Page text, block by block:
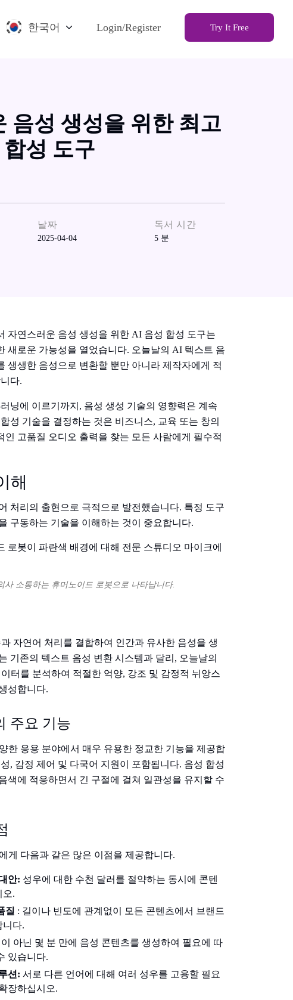
한국어 Login/Register Try It Free
음성 생성을 위한 최고
성 도구
날짜
2025-04-04
독서 시간
5 분
자연스러운 음성 생성을 위한 AI 음성 합성 도구는
새로운 가능성을 열었습니다. 오늘날의 AI 텍스트 음
생생한 음성으로 변환할 뿐만 아니라 제작자에게 적
다.
닝에 이르기까지, 음성 생성 기술의 영향력은 계속
성 기술을 결정하는 것은 비즈니스, 교육 또는 창의
고품질 오디오 출력을 찾는 모든 사람에게 필수적
해
처리의 출현으로 극적으로 발전했습니다. 특정 도구
구동하는 기술을 이해하는 것이 중요합니다.
소통하는 휴머노이드 로봇으로 나타납니다.
자연어 처리를 결합하여 인간과 유사한 음성을 생
기존의 텍스트 음성 변환 시스템과 달리, 오늘날의
터를 분석하여 적절한 억양, 강조 및 감정적 뉘앙스
성합니다.
주요 기능
한 응용 분야에서 매우 유용한 정교한 기능을 제공합
, 감정 제어 및 다국어 지원이 포함됩니다. 음성 합성
색에 적응하면서 긴 구절에 걸쳐 일관성을 유지할 수
게 다음과 같은 많은 이점을 제공합니다.
안: 성우에 대한 수천 달러를 절약하는 동시에 콘텐
오.
질 : 길이나 빈도에 관계없이 모든 콘텐츠에서 브랜드
니다.
아닌 몇 분 만에 음성 콘텐츠를 생성하여 필요에 따
있습니다.
션: 서로 다른 언어에 대해 여러 성우를 고용할 필요
장하십시오.